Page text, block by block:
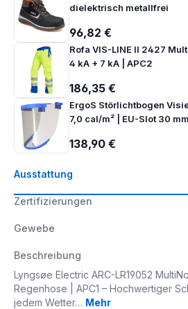
Ausstattung
Zertifizierungen
Gewebe
Beschreibung
Lyngsøe Electric ARC-LR19052
Regenhose | APC1 – Hochwertiger
jedem Wetter… Mehr
dielektrisch metallfrei
96,82 €
Rofa VIS-LINE II 2427
4 kA + 7 kA | APC2
186,35 €
ErgoS Störlichtbogen
7,0 cal/m² | EU-Slot 30 mm
138,90 €